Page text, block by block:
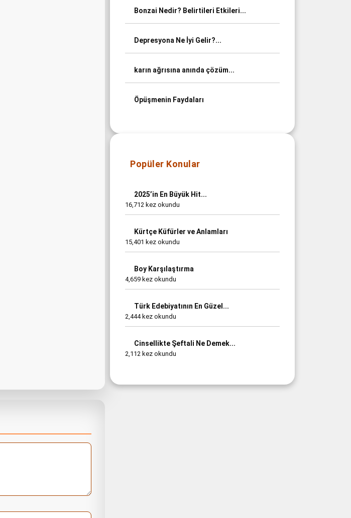
Bonzai Nedir? Belirtileri Etkileri...
Depresyona Ne İyi Gelir?...
karın ağrısına anında çözüm...
Öpüşmenin Faydaları
Popüler Konular
2025’in En Büyük Hit...
16,712 kez okundu
Kürtçe Küfürler ve Anlamları
15,401 kez okundu
Boy Karşılaştırma
4,659 kez okundu
Türk Edebiyatının En Güzel...
2,444 kez okundu
Cinsellikte Şeftali Ne Demek...
2,112 kez okundu